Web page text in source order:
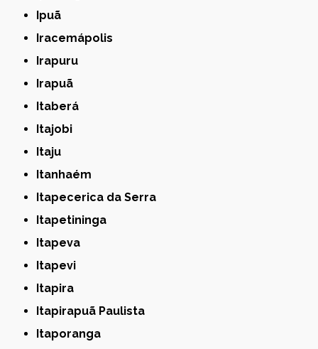
Ipuã
Iracemápolis
Irapuru
Irapuã
Itaberá
Itajobi
Itaju
Itanhaém
Itapecerica da Serra
Itapetininga
Itapeva
Itapevi
Itapira
Itapirapuã Paulista
Itaporanga